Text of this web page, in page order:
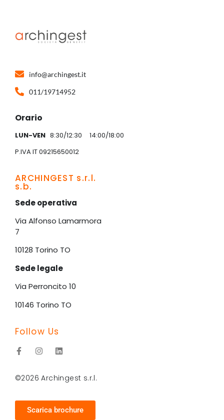
info@archingest.it
011/19714952
Orario
LUN-VEN 8:30/12:30 14:00/18:00
P.IVA IT 09215650012
ARCHINGEST s.r.l.
s.b.
Sede operativa
Via Alfonso Lamarmora
7
10128 Torino TO
Sede legale
Via Perroncito 10
10146 Torino TO
Follow Us
©2026 Archingest s.r.l.
Scarica brochure